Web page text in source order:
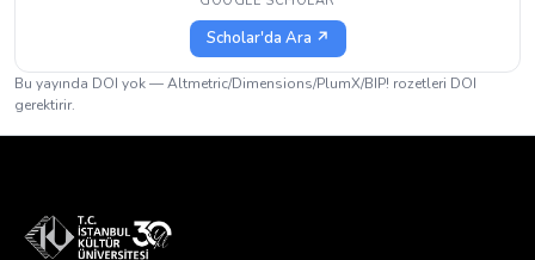
Scholar'da Ara ↗
Bu yayında DOI yok — Altmetric/Dimensions/PlumX/BIP! rozetleri DOI
gerektirir.